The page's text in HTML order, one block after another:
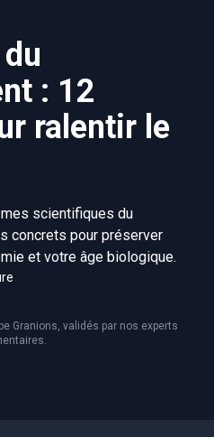
: 12
ralentir le
scientifiques du
concrets pour préserver
et votre âge biologique.
Granions, validés par nos experts